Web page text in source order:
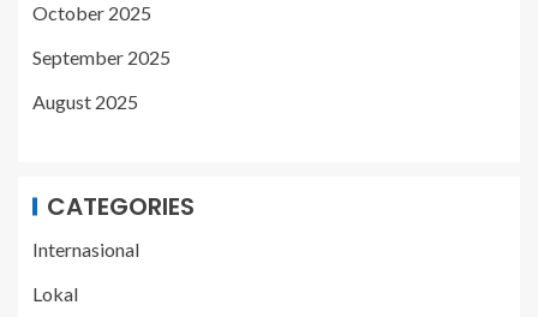
October 2025
September 2025
August 2025
CATEGORIES
Internasional
Lokal